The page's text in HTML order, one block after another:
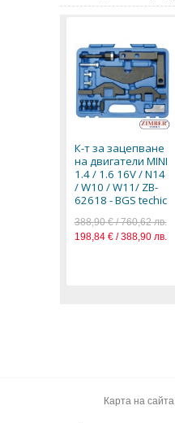
К-т за зацепване
на двигатели MINI
1.4 / 1.6 16V / N14
/ W10 / W11/ ZB-
62618 - BGS techic
388,90 € / 760,62 лв.
198,84 € / 388,90 лв.
Карта на сайта